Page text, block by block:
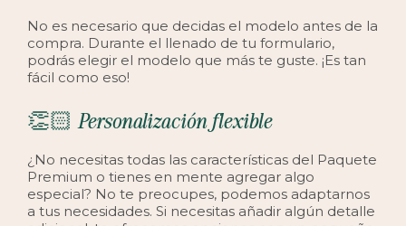
No es necesario que decidas el modelo antes de la
compra. Durante el llenado de tu formulario,
podrás elegir el modelo que más te guste. ¡Es tan
fácil como eso!
👏🏻 Personalización flexible
¿No necesitas todas las características del Paquete
Premium o tienes en mente agregar algo
especial? No te preocupes, podemos adaptarnos
a tus necesidades. Si necesitas añadir algún detalle